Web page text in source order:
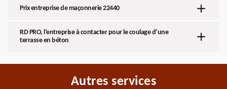
Prix entreprise de maçonnerie 22440
RD PRO, l’entreprise à contacter pour le coulage d’une
terrasse en béton
Autres services